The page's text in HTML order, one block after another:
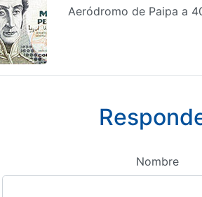
Aeródromo de Paipa a
Nombre